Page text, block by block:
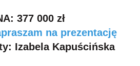
377 000 zł
na prezentację
Izabela Kapuścińska